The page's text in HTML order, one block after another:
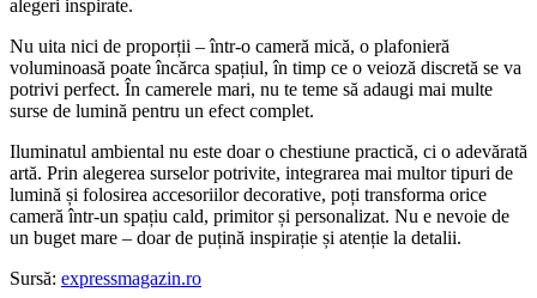
alegeri inspirate.
Nu uita nici de proporții – într-o cameră mică, o plafonieră
voluminoasă poate încărca spațiul, în timp ce o veioză discretă se va
potrivi perfect. În camerele mari, nu te teme să adaugi mai multe
surse de lumină pentru un efect complet.
Iluminatul ambiental nu este doar o chestiune practică, ci o adevărată
artă. Prin alegerea surselor potrivite, integrarea mai multor tipuri de
lumină și folosirea accesoriilor decorative, poți transforma orice
cameră într-un spațiu cald, primitor și personalizat. Nu e nevoie de
un buget mare – doar de puțină inspirație și atenție la detalii.
Sursă: expressmagazin.ro